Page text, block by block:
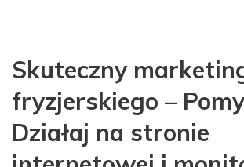
Skuteczny
fryzjerskiego –
Działaj na stronie